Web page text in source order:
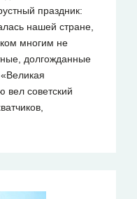
праздник:
нашей стране,
многим не
долгожданные
вел советский